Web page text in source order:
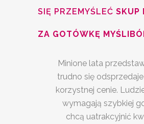
SIĘ PRZEMYŚLEĆ SKUP
ZA GOTÓWKĘ
Minione lata
trudno się
korzystnej cenie.
wymagają szybkiej
chcą uatrakcyjnić